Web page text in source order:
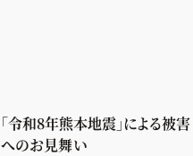
「令和8年熊本地震」による被害
へのお見舞い